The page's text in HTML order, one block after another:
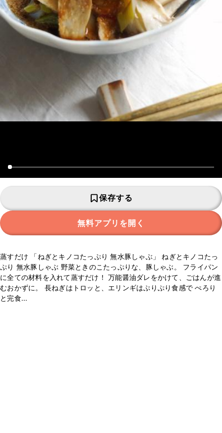
保存する
無料アプリを開く
蒸すだけ 「ねぎとキノコたっぷり 無水豚しゃぶ」 ねぎとキノコたっ
ぷり 無水豚しゃぶ 野菜ときのこたっぷりな、豚しゃぶ。 フライパン
に全ての材料を入れて蒸すだけ！ 万能醤油ダレをかけて、ごはんが進
むおかずに。 長ねぎはトロッと、エリンギはぷりぷり食感で ぺろり
と完食...